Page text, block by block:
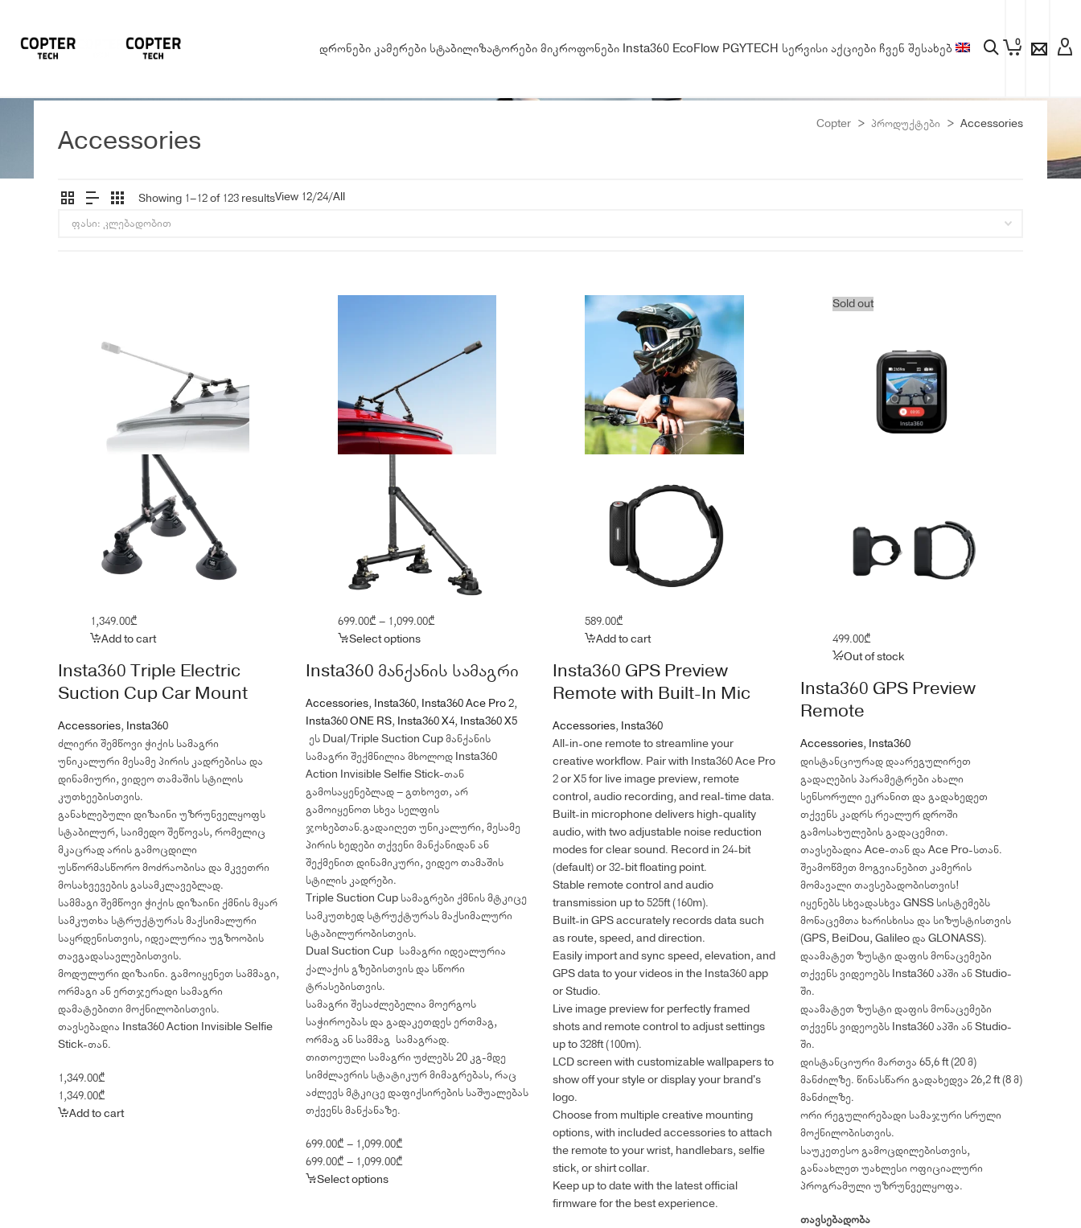
0
დრონები კამერები სტაბილიზატორები მიკროფონები Insta360 EcoFlow PGYTECH სერვისი აქციები ჩვენ შესახებ
Accessories
Copter > პროდუქტები > Accessories
Showing 1–12 of 123 resultsView 12/24/All
1,349.00₾
Add to cart
Insta360 Triple Electric
Suction Cup Car Mount
Accessories, Insta360
ძლიერი შემწოვი ჭიქის სამაგრი
უნიკალური მესამე პირის კადრებისა და
დინამიური, ვიდეო თამაშის სტილის
კუთხეებისთვის.
განახლებული დიზაინი უზრუნველყოფს
სტაბილურ, საიმედო შეწოვას, რომელიც
მკაცრად არის გამოცდილი
უსწორმასწორო მოძრაობისა და მკვეთრი
მოსახვევების გასამკლავებლად.
სამმაგი შემწოვი ჭიქის დიზაინი ქმნის მყარ
სამკუთხა სტრუქტურას მაქსიმალური
საყრდენისთვის, იდეალურია უგზოობის
თავგადასავლებისთვის.
მოდულური დიზაინი. გამოიყენეთ სამმაგი,
ორმაგი ან ერთჯერადი სამაგრი
დამატებითი მოქნილობისთვის.
თავსებადია Insta360 Action Invisible Selfie
Stick-თან.
1,349.00₾
1,349.00₾
Add to cart
699.00₾– 1,099.00₾Price
through
Select options
Insta360 მანქანის სამაგრი
Accessories, Insta360, Insta360 Ace Pro 2,
Insta360 ONE RS, Insta360 X4, Insta360 X5
ეს Dual/Triple Suction Cup მანქანის
სამაგრი შექმნილია მხოლოდ Insta360
Action Invisible Selfie Stick-თან
გამოსაყენებლად – გთხოვთ, არ
გამოიყენოთ სხვა სელფის
ჯოხებთან.გადაიღეთ უნიკალური, მესამე
პირის ხედები თქვენი მანქანიდან ან
შექმენით დინამიკური, ვიდეო თამაშის
სტილის კადრები.
Triple Suction Cup სამაგრები ქმნის მტკიცე
სამკუთხედ სტრუქტურას მაქსიმალური
სტაბილურობისთვის.
Dual Suction Cup სამაგრი იდეალურია
ქალაქის გზებისთვის და სწორი
ტრასებისთვის.
სამაგრი შესაძლებელია მოერგოს
საჭიროებას და გადაკეთდეს ერთმაგ,
ორმაგ ან სამმაგ სამაგრად.
თითოეული სამაგრი უძლებს 20 კგ-მდე
სიმძლავრის სტატიკურ მიმაგრებას, რაც
აძლევს მტკიცე დაფიქსირების საშუალებას
თქვენს მანქანაზე.
699.00₾– 1,099.00₾Price
range:
699.00₾– 1,099.00₾Price
Select options
589.00₾
Add to cart
Insta360 GPS Preview
Remote with Built-In Mic
Accessories, Insta360
All-in-one remote to streamline your
creative workflow. Pair with Insta360 Ace Pro
2 or X5 for live image preview, remote
control, audio recording, and real-time data.
Built-in microphone delivers high-quality
audio, with two adjustable noise reduction
modes for clear sound. Record in 24-bit
(default) or 32-bit floating point.
Stable remote control and audio
transmission up to 525ft (160m).
Built-in GPS accurately records data such
as route, speed, and direction.
Easily import and sync speed, elevation, and
GPS data to your videos in the Insta360 app
or Studio.
Live image preview for perfectly framed
shots and remote control to adjust settings
up to 328ft (100m).
LCD screen with customizable wallpapers to
show off your style or display your brand's
logo.
Choose from multiple creative mounting
options, with included accessories to attach
the remote to your wrist, handlebars, selfie
stick, or shirt collar.
Keep up to date with the latest official
firmware for the best experience.
Sold out
499.00₾
Out of stock
Insta360 GPS Preview
Remote
Accessories, Insta360
დისტანციურად დაარეგულირეთ
გადაღების პარამეტრები ახალი
სენსორული ეკრანით და გადახედეთ
თქვენს კადრს რეალურ დროში
გამოსახულების გადაცემით.
თავსებადია Ace-თან და Ace Pro-სთან.
შეამოწმეთ მოგვიანებით კამერის
მომავალი თავსებადობისთვის!
იყენებს სხვადასხვა GNSS სისტემებს
მონაცემთა ხარისხისა და სიზუსტისთვის
(GPS, BeiDou, Galileo და GLONASS).
დაამატეთ ზუსტი დაფის მონაცემები
თქვენს ვიდეოებს Insta360 აპში ან Studio-
ში.
დაამატეთ ზუსტი დაფის მონაცემები
თქვენს ვიდეოებს Insta360 აპში ან Studio-
ში.
დისტანციური მართვა 65,6 ft (20 მ)
მანძილზე. წინასწარი გადახედვა 26,2 ft (8 მ)
მანძილზე.
ორი რეგულირებადი სამაჯური სრული
მოქნილობისთვის.
საუკეთესო გამოცდილებისთვის,
განაახლეთ უახლესი ოფიციალური
პროგრამული უზრუნველყოფა.
თავსებადობა